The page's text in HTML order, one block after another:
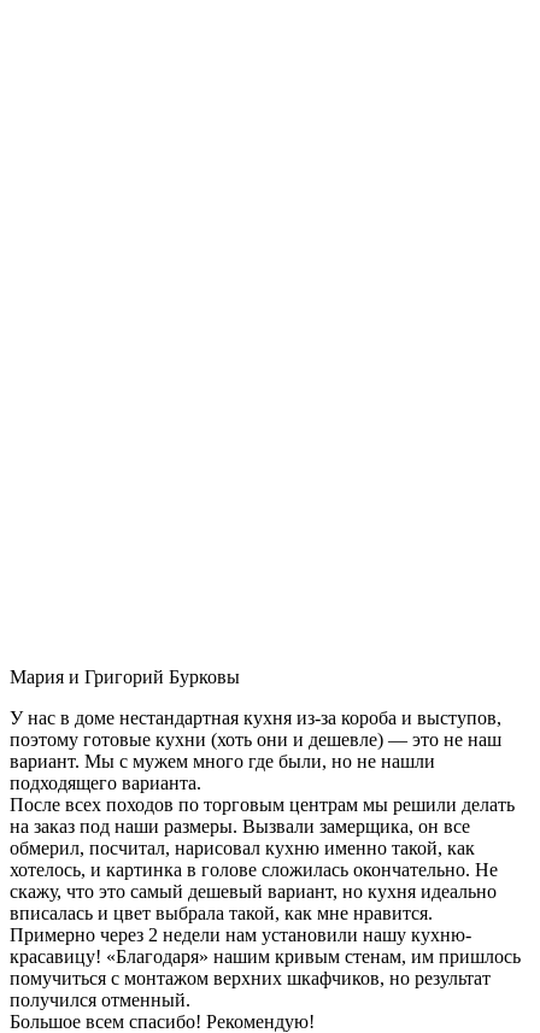
Мария и Григорий Бурковы
У нас в доме нестандартная кухня из-за короба и выступов,
поэтому готовые кухни (хоть они и дешевле) — это не наш
вариант. Мы с мужем много где были, но не нашли
подходящего варианта.
После всех походов по торговым центрам мы решили делать
на заказ под наши размеры. Вызвали замерщика, он все
обмерил, посчитал, нарисовал кухню именно такой, как
хотелось, и картинка в голове сложилась окончательно. Не
скажу, что это самый дешевый вариант, но кухня идеально
вписалась и цвет выбрала такой, как мне нравится.
Примерно через 2 недели нам установили нашу кухню-
красавицу! «Благодаря» нашим кривым стенам, им пришлось
помучиться с монтажом верхних шкафчиков, но результат
получился отменный.
Большое всем спасибо! Рекомендую!